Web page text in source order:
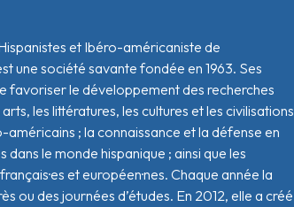
et Ibéro-américaniste de
une société savante fondée en 1963. Ses
favoriser le développement des recherches
les littératures, les cultures et les civilisations
; la connaissance et la défense en
dans le monde hispanique ; ainsi que les
et européen·nes. Chaque année la
ou des journées d’études. En 2012, elle a créé